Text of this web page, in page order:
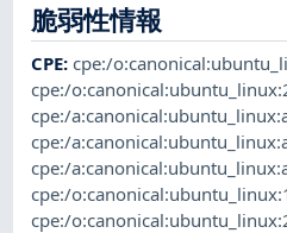
脆弱性情報
CPE:cpe:/
cpe:/
cpe:/
cpe:/
cpe:/
cpe:/
cpe:/